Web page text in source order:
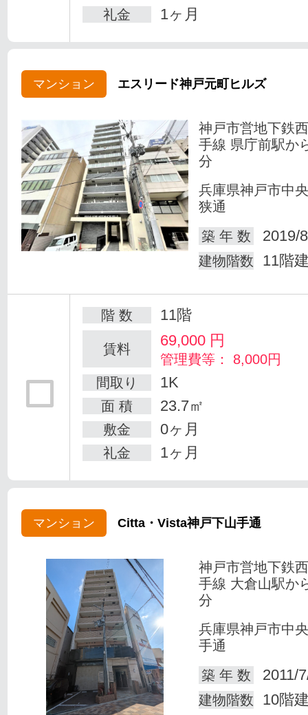
礼金 1ヶ月
マンション エスリード神戸元町ヒルズ
神戸市営地下鉄
手線 県庁前駅か
分
兵庫県神戸市中
狭通
築 年 数
2019/
建物階数 11階
階 数 11階
賃料 69,000 円
管理費等： 8,000円
間取り
1K
面 積 23.7㎡
敷金 0ヶ月
礼金 1ヶ月
マンション Citta・Vista神戸下山手通
神戸市営地下鉄
手線 大倉山駅か
分
兵庫県神戸市中
手通
築 年 数
2011/
建物階数 10階